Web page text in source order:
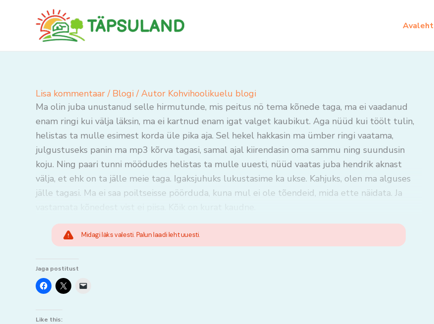
Avaleht
Lisa kommentaar / Blogi/ Autor Kohvihoolikuelu blogi
Ma olin juba unustanud selle hirmutunde, mis peitus nö tema kõnede taga, ma ei vaadanud
enam ringi kui välja läksin, ma ei kartnud enam igat valget kaubikut. Aga nüüd kui töölt tulin,
helistas ta mulle esimest korda üle pika aja. Sel hekel hakkasin ma ümber ringi vaatama,
julgustuseks panin ma mp3 kõrva tagasi, samal ajal kiirendasin oma sammu ning suundusin
koju. Ning paari tunni möödudes helistas ta mulle uuesti, nüüd vaatas juba hendrik aknast
välja, et ehk on ta jälle meie taga. Igaksjuhuks lukustasime ka ukse. Kahjuks, olen ma alguses
jälle tagasi. Ma ei saa poiltseisse pöörduda, kuna mul ei ole tõendeid, mida ette näidata. Ja
Midagi läks valesti. Palun laadi leht uuesti.
Jaga postitust
Like this: